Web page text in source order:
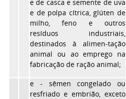
e de casca e semente de uva
e de polpa cítrica, glúten de
milho, feno e outros
resíduos industriais,
destinados à alimen-tação
animal ou ao emprego na
fabricação de ração animal;
e - sêmen congelado ou
resfriado e embrião, exceto